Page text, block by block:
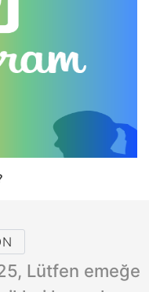
Lütfen emeğe